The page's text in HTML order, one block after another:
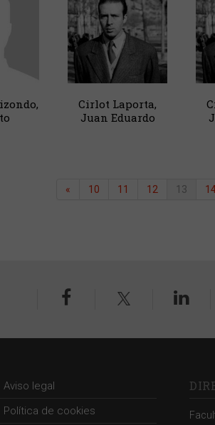
Cirlot Laporta,
Juan Eduardo
« 10 11 12 13
Aviso legal
Política de cookies